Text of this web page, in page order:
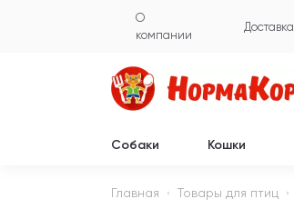
О
компании
Доставка
Собаки Кошки
Главная Товары для птиц